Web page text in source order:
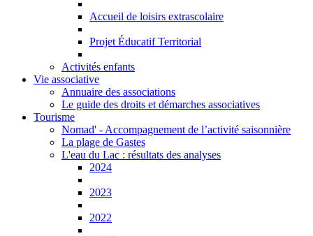
Accueil de loisirs extrascolaire
Projet Éducatif Territorial
Activités enfants
Vie associative
Annuaire des associations
Le guide des droits et démarches associatives
Tourisme
Nomad' - Accompagnement de l’activité saisonnière
La plage de Gastes
L'eau du Lac : résultats des analyses
2024
2023
2022